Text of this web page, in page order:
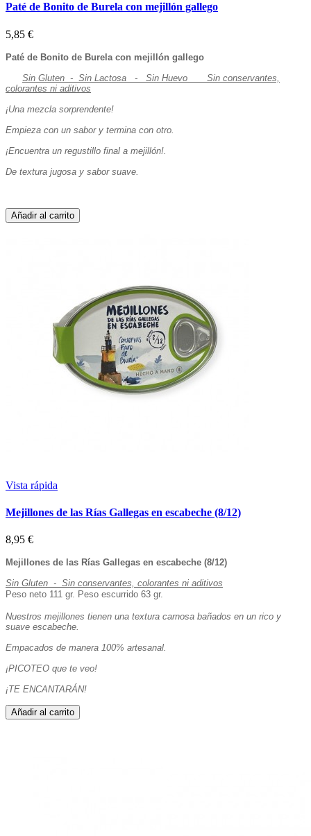
Paté de Bonito de Burela con mejillón gallego
5,85 €
Paté de Bonito de Burela con mejillón gallego
Sin Gluten - Sin Lactosa - Sin Huevo
Sin conservantes,
colorantes ni aditivos
¡Una mezcla sorprendente!
Empieza con un sabor y termina con otro.
¡Encuentra un regustillo final a mejillón!.
De textura jugosa y sabor suave.
Añadir al carrito
Vista rápida
Mejillones de las Rías Gallegas en escabeche (8/12)
8,95 €
Mejillones de las Rías Gallegas en escabeche (8/12)
Sin Gluten - Sin conservantes, colorantes ni aditivos
Peso neto 111 gr. Peso escurrido 63 gr.
Nuestros mejillones tienen una textura carnosa bañados en un rico y
suave escabeche.
Empacados de manera 100% artesanal.
¡PICOTEO que te veo!
¡TE ENCANTARÁN!
Añadir al carrito